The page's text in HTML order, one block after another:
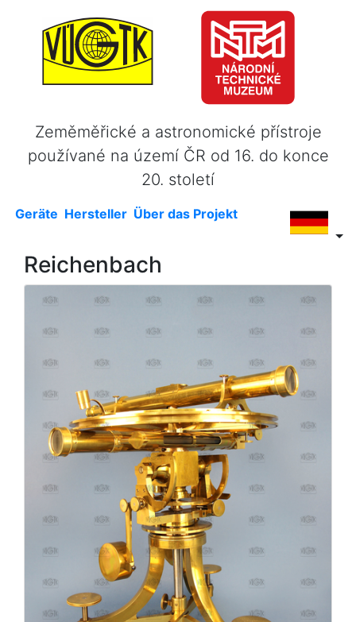
Zeměměřické a astronomické přístroje
používané na území ČR od 16. do konce
20. století
Geräte Hersteller Über das Projekt
Reichenbach